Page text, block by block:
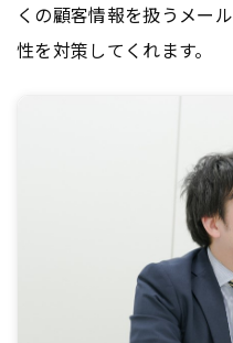
くの顧客情報を扱うメール
性を対策してくれます。